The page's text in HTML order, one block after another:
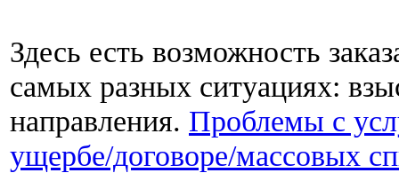
Здесь есть возможность
самых разных ситуациях:
направления. Проблемы с
ущербе/договоре/массовых